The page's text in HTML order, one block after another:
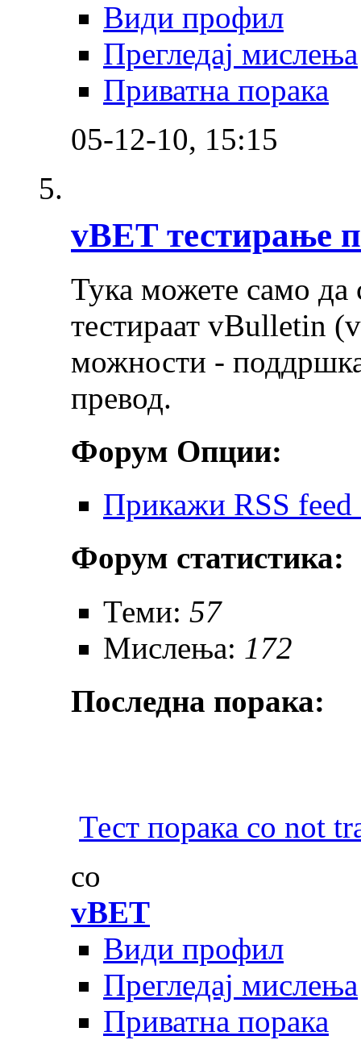
Види профил
Прегледај мислења
Приватна порака
05-12-10, 15:15
vBET тестирање
Тука можете само да
тестираат vBulletin
можности -
превод.
Форум Опции:
Прикажи RSS feed
Форум статистика:
Теми: 57
Мислења: 172
Последна порака:
Тест порака со not
со
vBET
Види профил
Прегледај мислења
Приватна порака